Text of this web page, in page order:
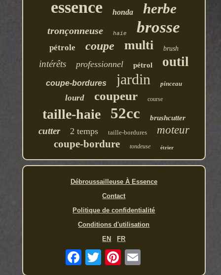
essence honda herbe
tronçonneuse haie brosse
pétrole coupe multi brush
intérêts professionnel pétrol outil
coupe-bordures jardin pinceau
lourd coupeur course
taille-haie 52cc brushcutter
cutter 2 temps taille-bordures moteur
coupe-bordure tondeuse étrier
Débroussailleuse À Essence
Contact
Politique de confidentialité
Conditions d'utilisation
EN
FR